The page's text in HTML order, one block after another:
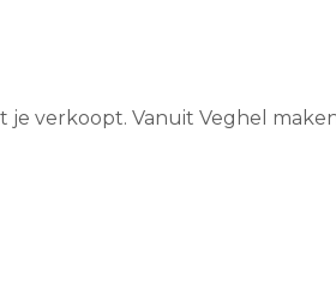
verkoopt. Vanuit Veghel